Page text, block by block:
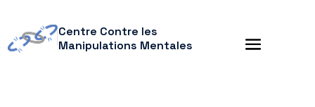
Centre Contre les
Manipulations Mentales